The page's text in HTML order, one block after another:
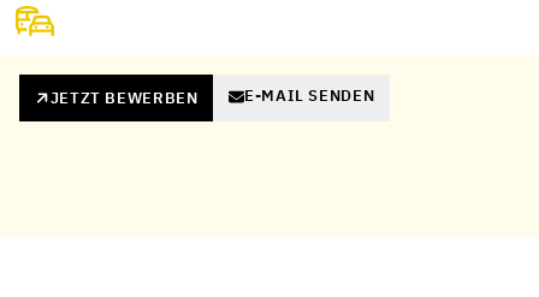
JETZT BEWERBEN E-MAIL SENDEN